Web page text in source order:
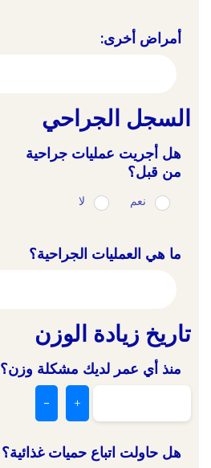
أمراض أخرى:
السجل الجراحي
هل أجريت عمليات جراحية
من قبل؟
نعم لا
ما هي العمليات الجراحية؟
تاريخ زيادة الوزن
منذ أي عمر لديك مشكلة وزن؟
+
-
هل حاولت اتباع حميات غذائية؟